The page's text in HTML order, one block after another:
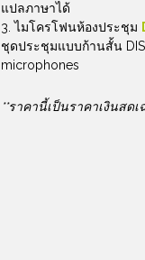
แปลภาษาได้
ไมโครโฟนห้องประชุม
ชุดประชุมแบบก้านสั้น
microphones
**ราคานี้เป็นราคาเงินส